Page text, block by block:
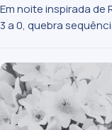
Em noite inspirada de
3 a 0, quebra